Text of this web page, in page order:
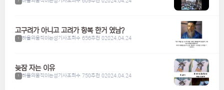
1
고구려가 아니고 고려가 항복 한거 였남?
1 하울의움직이는성기사조회수 656추천 02024.04.24
늦잠 자는 이유
1 하울의움직이는성기사조회수 750추천 02024.04.24